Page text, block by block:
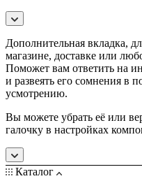
Дополнительная вкладка,
магазине, доставке или
Поможет вам ответить на
и развеять его сомнения в
усмотрению.
Вы можете убрать её или
галочку в настройках
Каталог